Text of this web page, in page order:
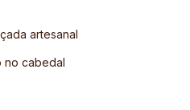
artesanal
no cabedal